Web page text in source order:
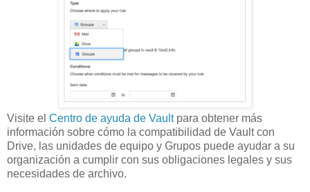
Visite el Centro de ayuda de Vaultpara obtener más
información sobre cómo la compatibilidad de Vault con
Drive, las unidades de equipo y Grupos puede ayudar a su
organización a cumplir con sus obligaciones legales y sus
necesidades de archivo.